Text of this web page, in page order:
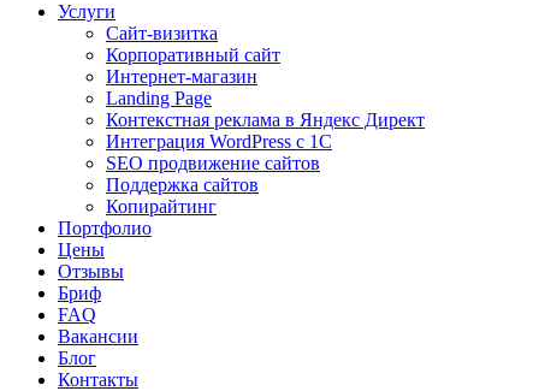
Услуги
Сайт-визитка
Корпоративный сайт
Интернет-магазин
Landing Page
Контекстная реклама в Яндекс Директ
Интеграция WordPress c 1C
SEO продвижение сайтов
Поддержка сайтов
Копирайтинг
Портфолио
Цены
Отзывы
Бриф
FAQ
Вакансии
Блог
Контакты